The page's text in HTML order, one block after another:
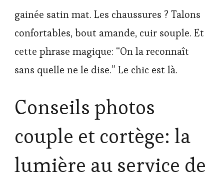
gainée satin mat. Les chaussures ? Talons
confortables, bout amande, cuir souple. Et
cette phrase magique: “On la reconnaît
sans quelle ne le dise.” Le chic est là.
Conseils photos
couple et cortège: la
lumière au service de